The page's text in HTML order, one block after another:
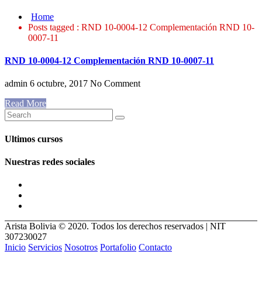
Home
Posts tagged : RND 10-0004-12 Complementación RND 10-
0007-11
RND 10-0004-12 Complementación RND 10-0007-11
admin 6 octubre, 2017 No Comment
Read More
Ultimos cursos
Nuestras redes sociales
Arista Bolivia © 2020. Todos los derechos reservados | NIT
307230027
Inicio Servicios Nosotros Portafolio Contacto